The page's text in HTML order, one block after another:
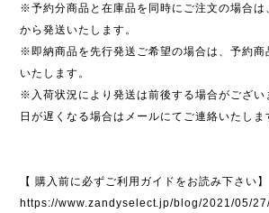
※予約分商品と在庫品を同時にご注文の場合は
から発送いたします。
※即納商品を先行発送ご希望の場合は、予約商
いたします。
※入荷状況により発送は前後する場合がござい
日が遅くなる場合はメールにてご連絡いたしま
【 購入前に必ずご利用ガイドをお読み下さい】
https://www.zandyselect.jp/blog/2021/05/